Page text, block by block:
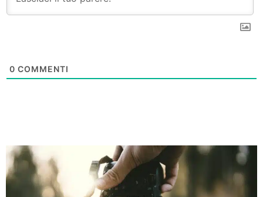
0 COMMENTI